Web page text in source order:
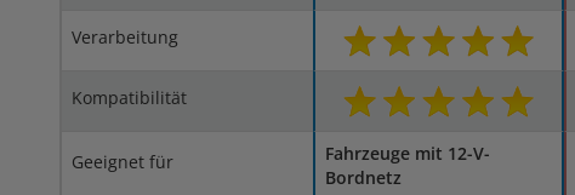
Verarbeitung
Kompatibilität
Geeignet für
Fahrzeuge mit 12-V-
Bordnetz